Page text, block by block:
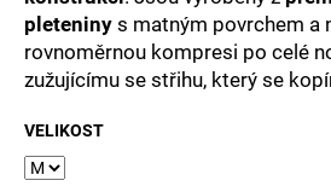
pleteniny s matným povrchem a
rovnoměrnou kompresi po celé
zužujícímu se střihu, který se
VELIKOST
D
o
p
o
r
u
č